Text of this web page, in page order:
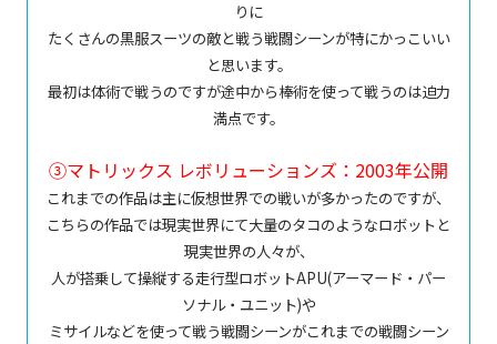
りに
たくさんの黒服スーツの敵と戦う戦闘シーンが特にかっこいい
と思います。
最初は体術で戦うのですが途中から棒術を使って戦うのは迫力
満点です。
③マトリックス レボリューションズ：2003年公開
これまでの作品は主に仮想世界での戦いが多かったのですが、
こちらの作品では現実世界にて大量のタコのようなロボットと
現実世界の人々が、
人が搭乗して操縦する走行型ロボットAPU(アーマード・パー
ソナル・ユニット)や
ミサイルなどを使って戦う戦闘シーンがこれまでの戦闘シーン